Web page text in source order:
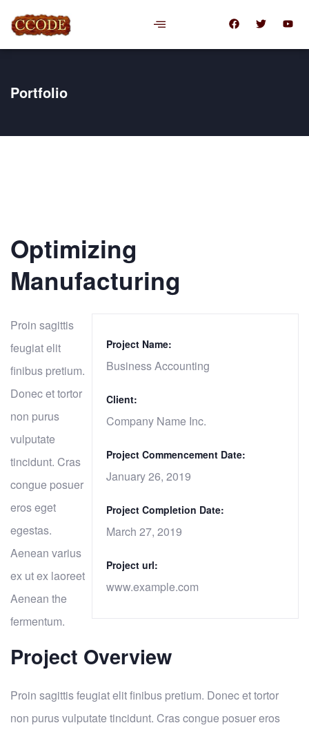
Portfolio
Optimizing
Manufacturing
Project Name:
Business Accounting
Client:
Company Name Inc.
Project Commencement Date:
January 26, 2019
Project Completion Date:
March 27, 2019
Project url:
www.example.com
Proin sagittis
feugiat elit
finibus pretium.
Donec et tortor
non purus
vulputate
tincidunt. Cras
congue posuer
eros eget
egestas.
Aenean varius
ex ut ex laoreet
Aenean the
fermentum.
Project Overview
Proin sagittis feugiat elit finibus pretium. Donec et tortor
non purus vulputate tincidunt. Cras congue posuer eros